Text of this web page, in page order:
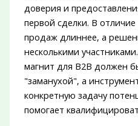
доверия и
первой сделки. В отличие
продаж длиннее, а
несколькими
магнит для B2B должен
"заманухой", а
конкретную задачу
помогает